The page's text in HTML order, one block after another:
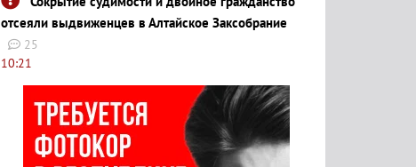
отсеяли выдвиженцев в Алтайское Заксобрание
25
10:21